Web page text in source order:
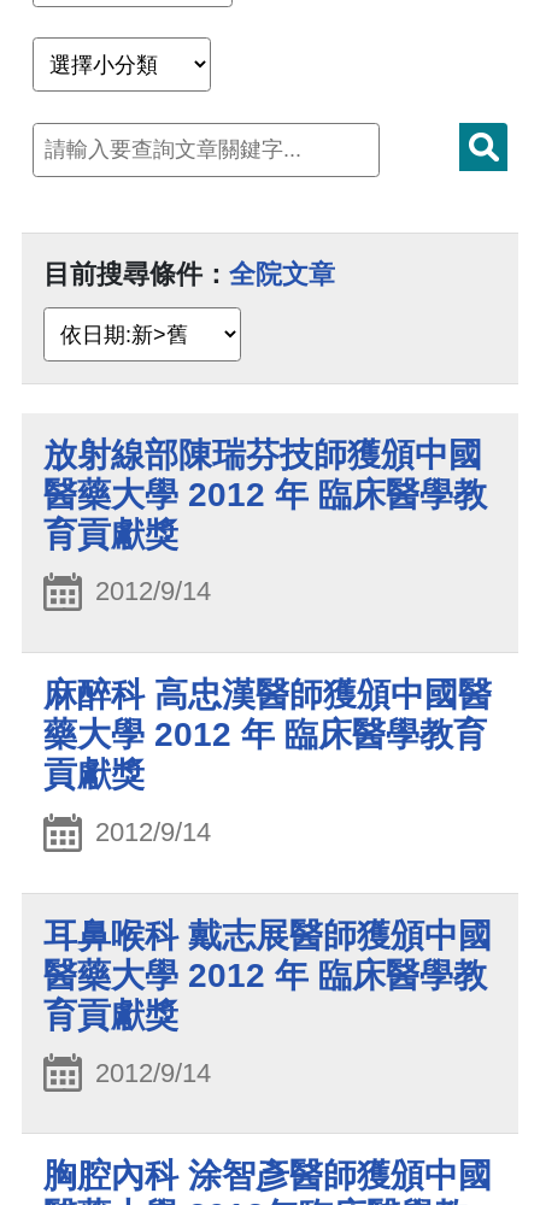
目前搜尋條件： 全院文章
放射線部陳瑞芬技師獲頒中國
醫藥大學 2012 年 臨床醫學教
育貢獻獎
2012/9/14
麻醉科 高忠漢醫師獲頒中國醫
藥大學 2012 年 臨床醫學教育
貢獻獎
2012/9/14
耳鼻喉科 戴志展醫師獲頒中國
醫藥大學 2012 年 臨床醫學教
育貢獻獎
2012/9/14
胸腔內科 涂智彥醫師獲頒中國